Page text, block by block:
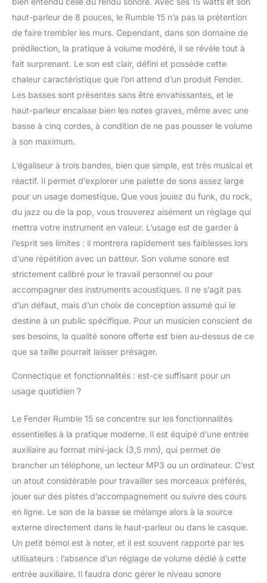
haut-parleur de 8 pouces, le Rumble 15 n’a pas la prétention
de faire trembler les murs. Cependant, dans son domaine de
prédilection, la pratique à volume modéré, il se révèle tout à
fait surprenant. Le son est clair, défini et possède cette
chaleur caractéristique que l’on attend d’un produit Fender.
Les basses sont présentes sans être envahissantes, et le
haut-parleur encaisse bien les notes graves, même avec une
basse à cinq cordes, à condition de ne pas pousser le volume
à son maximum.
L’égaliseur à trois bandes, bien que simple, est très musical et
réactif. Il permet d’explorer une palette de sons assez large
pour un usage domestique. Que vous jouiez du funk, du rock,
du jazz ou de la pop, vous trouverez aisément un réglage qui
mettra votre instrument en valeur. L’usage est de garder à
l’esprit ses limites : il montrera rapidement ses faiblesses lors
d’une répétition avec un batteur. Son volume sonore est
strictement calibré pour le travail personnel ou pour
accompagner des instruments acoustiques. Il ne s’agit pas
d’un défaut, mais d’un choix de conception assumé qui le
destine à un public spécifique. Pour un musicien conscient de
ses besoins, la qualité sonore offerte est bien au-dessus de ce
que sa taille pourrait laisser présager.
Connectique et fonctionnalités : est-ce suffisant pour un
usage quotidien ?
Le Fender Rumble 15 se concentre sur les fonctionnalités
essentielles à la pratique moderne. Il est équipé d’une entrée
auxiliaire au format mini-jack (3,5 mm), qui permet de
brancher un téléphone, un lecteur MP3 ou un ordinateur. C’est
un atout considérable pour travailler ses morceaux préférés,
jouer sur des pistes d’accompagnement ou suivre des cours
en ligne. Le son de la basse se mélange alors à la source
externe directement dans le haut-parleur ou dans le casque.
Un petit bémol est à noter, et il est souvent rapporté par les
utilisateurs : l’absence d’un réglage de volume dédié à cette
entrée auxiliaire. Il faudra donc gérer le niveau sonore